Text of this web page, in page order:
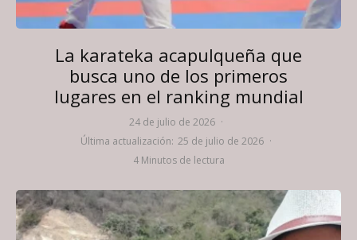
La karateka acapulqueña que
busca uno de los primeros
lugares en el ranking mundial
24 de julio de 2026 ·
Última actualización: 25 de julio de 2026 ·
4 Minutos de lectura